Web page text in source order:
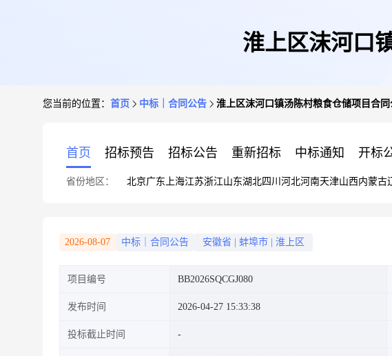
淮上区沫河口
您当前的位置： 首页 中标｜合同公告 淮上区沫河口镇汤陈村粮食仓储项目合同
首页 招标预告 招标公告 重新招标 中标通知 开标
省份地区： 北京广东 上海江苏浙江山东湖北四川 河北河南天津山西内蒙古
2026-08-07 中标｜合同公告 安徽省 蚌埠市 淮上区
项目编号 BB2026SQCGJ080
发布时间 2026-04-27 15:33:38
投标截止时间